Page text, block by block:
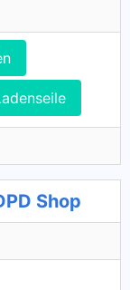
Shop